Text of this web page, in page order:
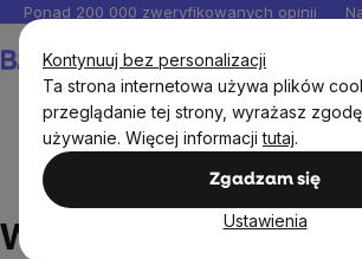
Kontynuuj bez personalizacji
Ta strona internetowa używa plików
przeglądanie tej strony, wyrażasz
używanie. Więcej informacjitutaj.
Zgadzam się
Ustawienia
Przejść
do
treści
Ponad 200 000 zweryfikowanych opinii
Witaminy z grupy B: ich wpływ
psychiczne.
Witaminy z grupy B: